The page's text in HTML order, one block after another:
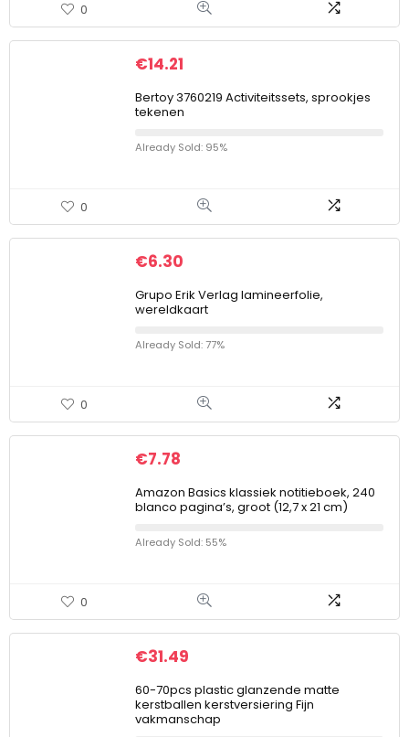
0
€14.21
Bertoy 3760219 Activiteitssets, sprookjes
tekenen
Already Sold: 95%
0
€6.30
Grupo Erik Verlag lamineerfolie,
wereldkaart
Already Sold: 77%
0
€7.78
Amazon Basics klassiek notitieboek, 240
blanco pagina’s, groot (12,7 x 21 cm)
Already Sold: 55%
0
€31.49
60-70pcs plastic glanzende matte
kerstballen kerstversiering Fijn
vakmanschap